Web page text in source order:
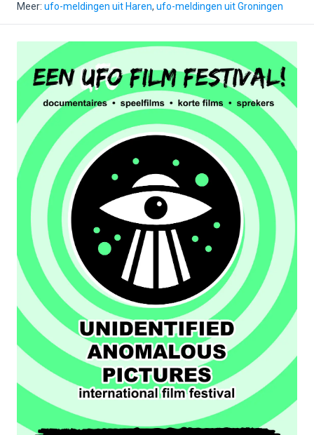
Meer: ufo-meldingen uit Haren, ufo-meldingen uit Groningen